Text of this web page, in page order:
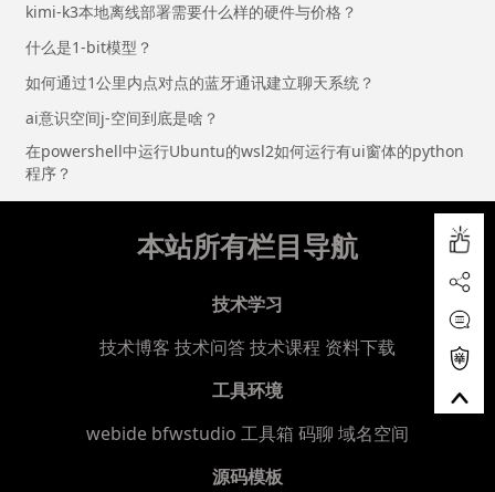
kimi-k3本地离线部署需要什么样的硬件与价格？
什么是1-bit模型？
如何通过1公里内点对点的蓝牙通讯建立聊天系统？
ai意识空间j-空间到底是啥？
在powershell中运行Ubuntu的wsl2如何运行有ui窗体的python
程序？
本站所有栏目导航
技术学习
技术博客 技术问答技术课程 资料下载
工具环境
webide bfwstudio 工具箱 码聊 域名空间
源码模板